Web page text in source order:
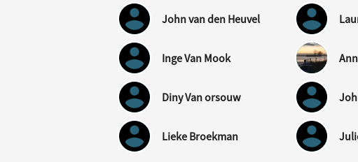
John van den Heuvel
Inge Van Mook
Diny Van orsouw
Lieke Broekman